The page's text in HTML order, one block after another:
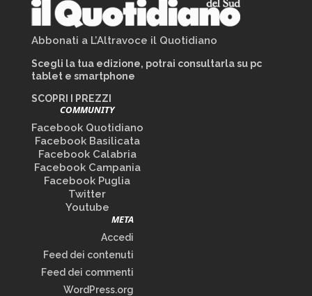
Abbonati a L’Altravoce il Quotidiano
Scegli la tua edizione, potrai consultarla su pc
tablet e smartphone
SCOPRI I PREZZI
COMMUNITY
Facebook Quotidiano
Facebook Basilicata
Facebook Calabria
Facebook Campania
Facebook Puglia
Twitter
Youtube
META
Accedi
Feed dei contenuti
Feed dei commenti
WordPress.org